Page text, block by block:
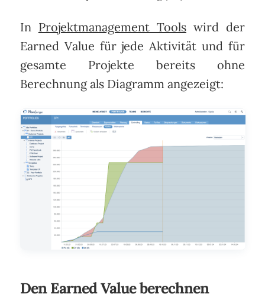
In Projektmanagement Tools wird der
Earned Value für jede Aktivität und für
gesamte Projekte bereits ohne
Berechnung als Diagramm angezeigt:
Den Earned Value berechnen